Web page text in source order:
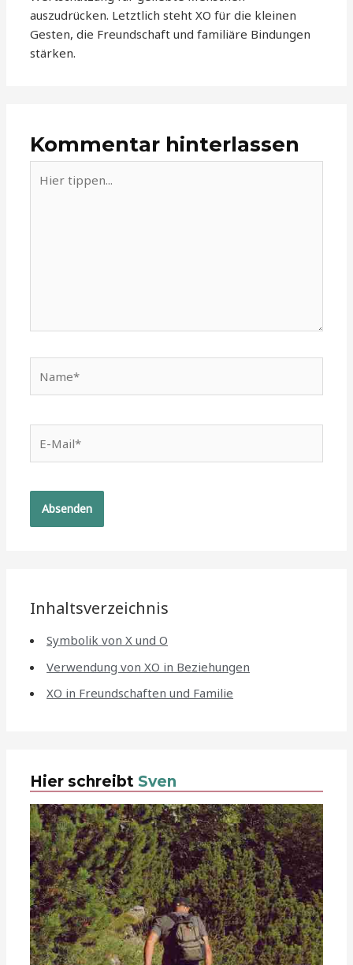
auszudrücken. Letztlich steht XO für die kleinen
Gesten, die Freundschaft und familiäre Bindungen
stärken.
Kommentar hinterlassen
tippen...
Mail*
Inhaltsverzeichnis
Symbolik von X und O
Verwendung von XO in Beziehungen
XO in Freundschaften und Familie
Hier schreibt Sven